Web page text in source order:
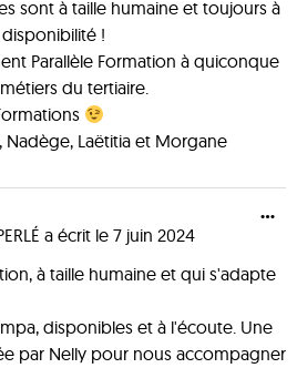
sont à taille humaine et toujours à
!
Parallèle Formation à quiconque
du tertiaire.
Nadège, Laëtitia et Morgane
a écrit le 7 juin 2024
à taille humaine et qui s'adapte
disponibles et à l'écoute. Une
par Nelly pour nous accompagner
...